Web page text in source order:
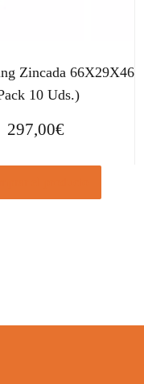
Zincada 66X29X46
10 Uds.)
297,00€